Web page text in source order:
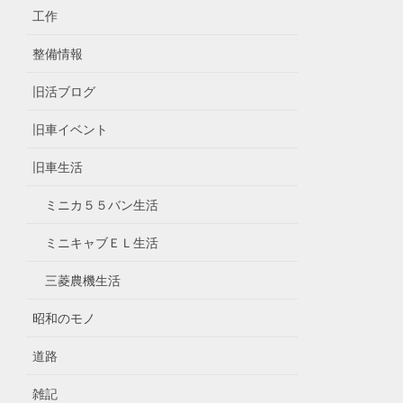
工作
整備情報
旧活ブログ
旧車イベント
旧車生活
ミニカ５５バン生活
ミニキャブＥＬ生活
三菱農機生活
昭和のモノ
道路
雑記